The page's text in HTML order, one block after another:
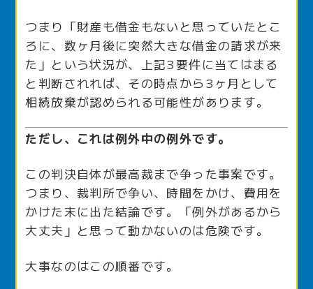
つまり「財産も借金もないと思っていたとこ
ろに、数ヶ月後に突然大きな借金の請求が来
た」という状況が、上記3要件に当てはまる
と判断されれば、その時点から3ヶ月として
相続放棄が認められる可能性があります。
ただし、これは例外中の例外です。
この判決自体が最高裁まで争った事案です。
つまり、裁判所で争い、時間をかけ、費用を
かけた末に出た結論です。「例外があるから
大丈夫」と思って動かないのは危険です。
大事なのはこの順番です。